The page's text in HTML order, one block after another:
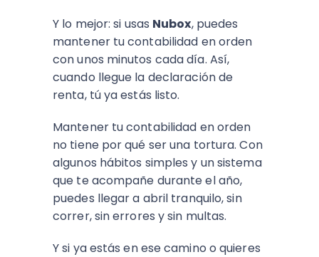
Y lo mejor: si usas Nubox, puedes
mantener tu contabilidad en orden
con unos minutos cada día. Así,
cuando llegue la declaración de
renta, tú ya estás listo.
Mantener tu contabilidad en orden
no tiene por qué ser una tortura. Con
algunos hábitos simples y un sistema
que te acompañe durante el año,
puedes llegar a abril tranquilo, sin
correr, sin errores y sin multas.
Y si ya estás en ese camino o quieres